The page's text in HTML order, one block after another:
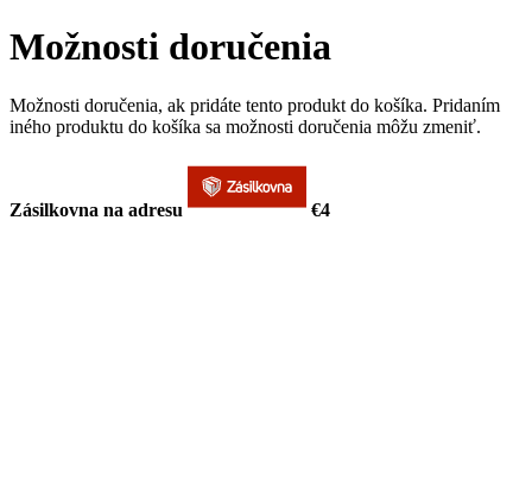
Možnosti doručenia
Možnosti doručenia, ak pridáte tento produkt do košíka. Pridaním
iného produktu do košíka sa možnosti doručenia môžu zmeniť.
Zásilkovna na adresu €4